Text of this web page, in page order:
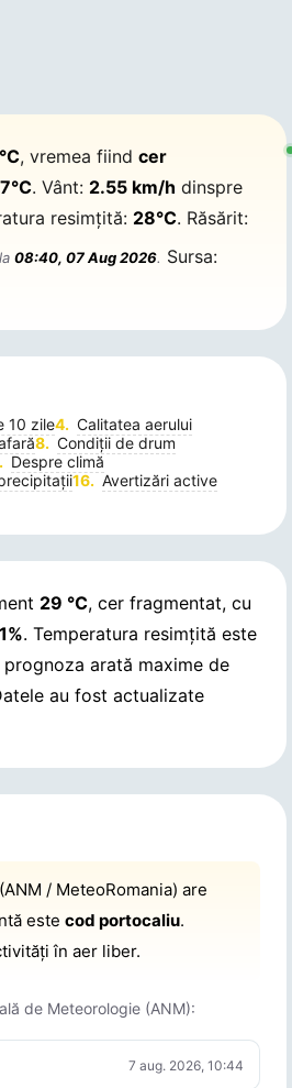
, vremea fiindcer
. Vânt: 2.55 km/h dinspre
resimțită: 28°C. Răsărit:
08:40, 07 Aug 2026. Sursa:
10 zile
Calitatea aerului
Condiții de drum
Despre climă
Avertizări active
29 °C, cer fragmentat, cu
. Temperatura resimțită este
arată maxime de
au fost actualizate
/ MeteoRomania) are
estecod portocaliu.
în aer liber.
de Meteorologie (ANM):
7 aug. 2026, 10:44